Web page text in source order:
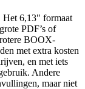
Het 6,13" formaat
PDF’s of
BOOX-
met extra kosten
en met iets
Andere
maar niet